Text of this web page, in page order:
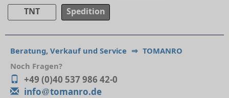
TNT
Spedition
Beratung, Verkauf und Service ⇒ TOMANRO
Noch Fragen?
+49 (0)40 537 986 42-0
info
tomanro.de